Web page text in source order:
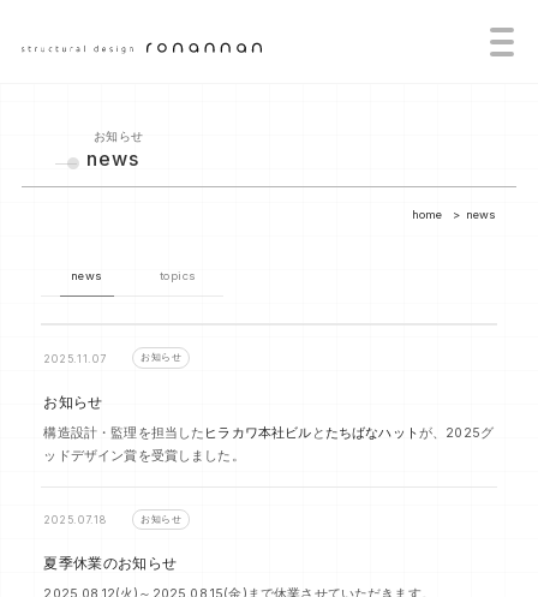
お知らせ
news
home news
news topics
2025.11.07 お知らせ
お知らせ
構造設計・監理を担当した ヒラカワ本社ビル とたちばなハットが、2025グ
ッドデザイン賞を受賞しました。
2025.07.18 お知らせ
夏季休業のお知らせ